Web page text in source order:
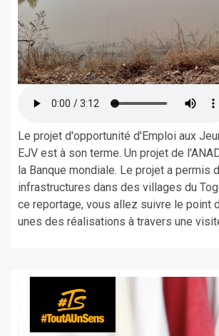
Le projet d'opportunité d'Emploi aux
EJV est à son terme. Un projet de
la Banque mondiale. Le projet a permis
infrastructures dans des villages du
ce reportage, vous allez suivre le point
unes des réalisations à travers une